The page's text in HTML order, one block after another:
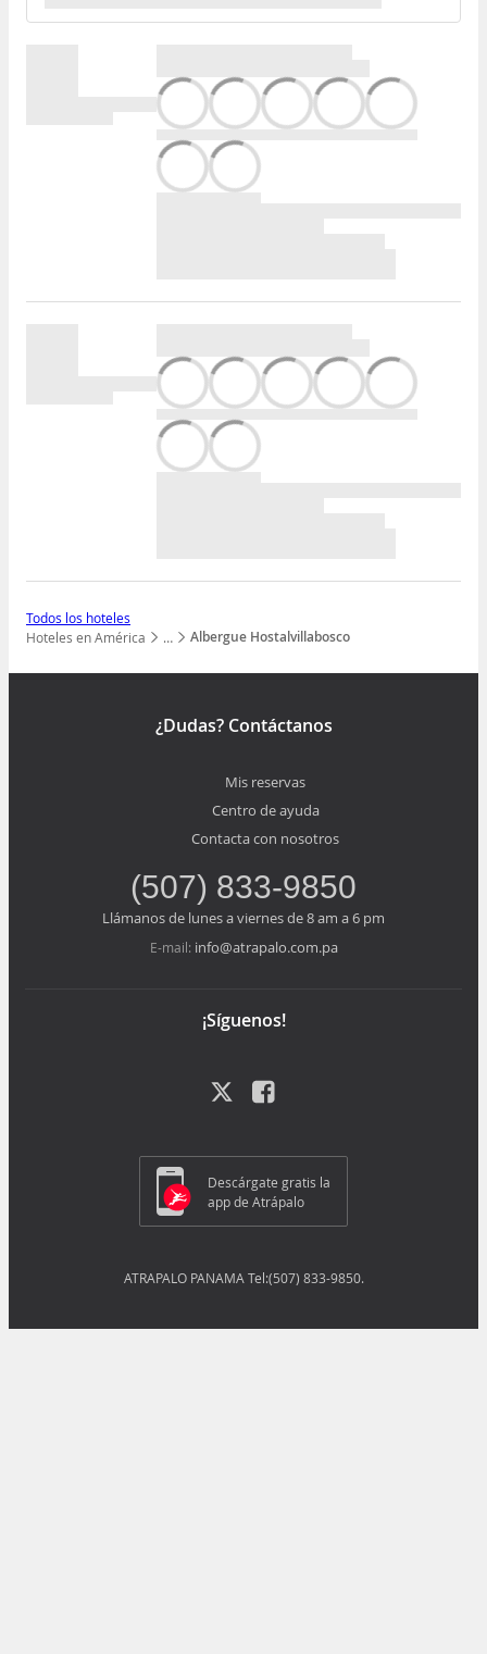
Todos los hoteles
…
Mostrar todos los niveles
Hoteles en América Albergue Hostalvillabosco
¿Dudas? Contáctanos
Mis reservas
Centro de ayuda
Contacta con nosotros
(507) 833-9850
Llámanos de lunes a viernes de 8 am a 6 pm
E-mail: info@atrapalo.com.pa
¡Síguenos!
Descárgate gratis la
app de Atrápalo
ATRAPALO PANAMA Tel:(507) 833-9850.